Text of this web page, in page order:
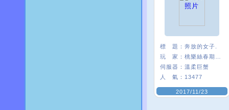
標 題： 奔放的女子.
玩 家：
伺服器： 溫柔巨蟹
人 氣： 13477
2017/11/23